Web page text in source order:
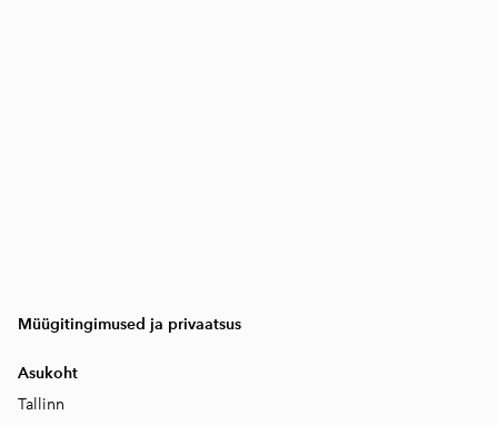
Müügitingimused ja privaatsus
Asukoht
Tallinn